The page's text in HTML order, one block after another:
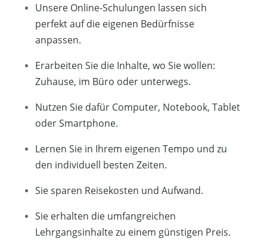
Unsere Online-Schulungen lassen sich
perfekt auf die eigenen Bedürfnisse
anpassen.
Erarbeiten Sie die Inhalte, wo Sie wollen:
Zuhause, im Büro oder unterwegs.
Nutzen Sie dafür Computer, Notebook, Tablet
oder Smartphone.
Lernen Sie in Ihrem eigenen Tempo und zu
den individuell besten Zeiten.
Sie sparen Reisekosten und Aufwand.
Sie erhalten die umfangreichen
Lehrgangsinhalte zu einem günstigen Preis.